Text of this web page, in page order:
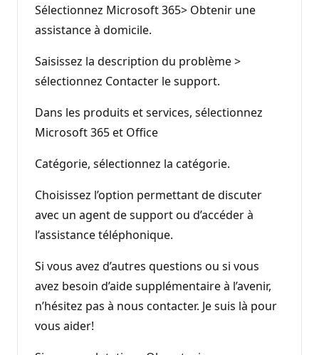
Sélectionnez Microsoft 365> Obtenir une
assistance à domicile.
Saisissez la description du problème >
sélectionnez Contacter le support.
Dans les produits et services, sélectionnez
Microsoft 365 et Office
Catégorie, sélectionnez la catégorie.
Choisissez l’option permettant de discuter
avec un agent de support ou d’accéder à
l’assistance téléphonique.
Si vous avez d’autres questions ou si vous
avez besoin d’aide supplémentaire à l’avenir,
n’hésitez pas à nous contacter. Je suis là pour
vous aider!